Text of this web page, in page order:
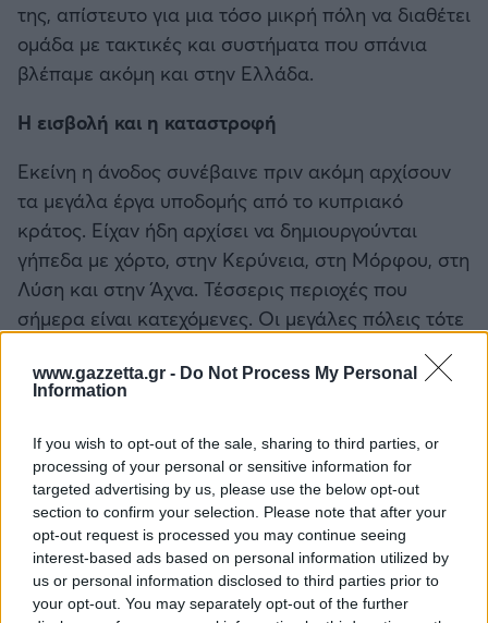
www.gazzetta.gr - Do Not Process My Personal
Information
If you wish to opt-out of the sale, sharing to third parties, or
processing of your personal or sensitive information for
targeted advertising by us, please use the below opt-out
section to confirm your selection. Please note that after your
opt-out request is processed you may continue seeing
interest-based ads based on personal information utilized by
us or personal information disclosed to third parties prior to
your opt-out. You may separately opt-out of the further
της, απίστευτο για μια τόσο μικρή πόλη να διαθέτει
ομάδα με τακτικές και συστήματα που σπάνια
βλέπαμε ακόμη και στην Ελλάδα.
Η εισβολή και η καταστροφή
Εκείνη η άνοδος συνέβαινε πριν ακόμη αρχίσουν
τα μεγάλα έργα υποδομής από το κυπριακό
κράτος. Είχαν ήδη αρχίσει να δημιουργούνται
γήπεδα με χόρτο, στην Κερύνεια, στη Μόρφου, στη
Λύση και στην Άχνα. Τέσσερις περιοχές που
σήμερα είναι κατεχόμενες. Οι μεγάλες πόλεις τότε
Ο Κυπριακός Οργανισμός Αθλητισμού είχε
των γηπέδων, όμως εκείνη την εποχή υπήρχαν
ελάχιστα. Κάθε πόλη διέθετε ένα γήπεδο, όπου
γίνονταν όλα: ποδόσφαιρο, μπάσκετ, βόλεϊ, στίβος.
Τα υπόλοιπα ήταν σχολικά γήπεδα. Κι όμως, μέσα
σε αυτές τις συνθήκες, η Κύπρος είχε πετύχει
μικρά θαύματα.